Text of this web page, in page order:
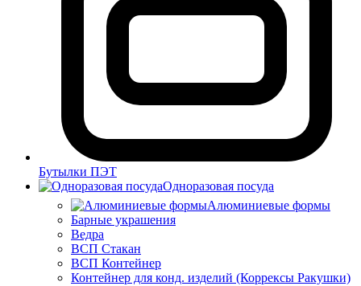
Бутылки ПЭТ
Одноразовая посуда
Алюминиевые формы
Барные украшения
Ведра
ВСП Стакан
ВСП Контейнер
Контейнер для конд. изделий (Коррексы Ракушки)